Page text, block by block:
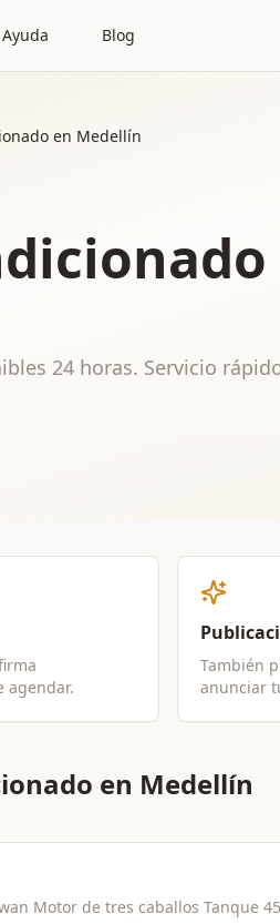
Ayuda Blog
en Medellín
24 horas. Servicio
agendar.
También
anunciar
en Medellín